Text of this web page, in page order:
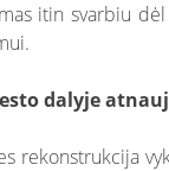
itin svarbiu
dalyje
rekonstrukcija